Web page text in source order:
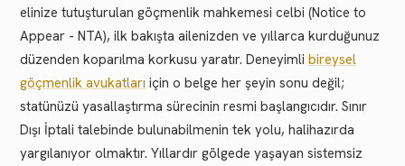
elinize tutuşturulan göçmenlik mahkemesi celbi (Notice to
Appear - NTA), ilk bakışta ailenizden ve yıllarca kurduğunuz
düzenden koparılma korkusu yaratır. Deneyimli bireysel
göçmenlik avukatları için o belge her şeyin sonu değil;
statünüzü yasallaştırma sürecinin resmi başlangıcıdır. Sınır
Dışı İptali talebinde bulunabilmenin tek yolu, halihazırda
yargılanıyor olmaktır. Yıllardır gölgede yaşayan sistemsiz